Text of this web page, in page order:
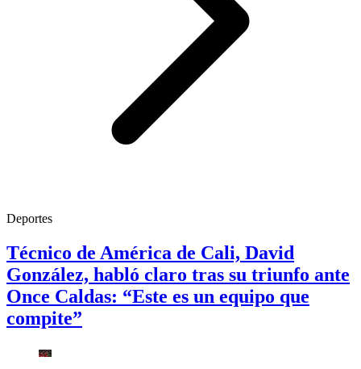
Deportes
Técnico de América de Cali, David
González, habló claro tras su triunfo ante
Once Caldas: “Este es un equipo que
compite”